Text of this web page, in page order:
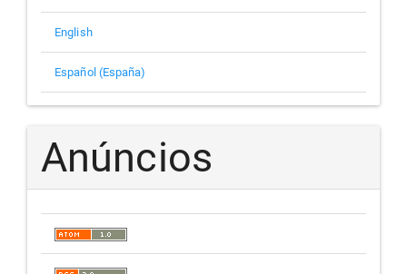
English
Español (España)
Anúncios